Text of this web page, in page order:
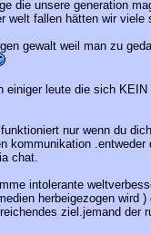
die unsere generation
welt fallen hätten wir viele
gewalt weil man zu
einiger leute die sich
nur wenn du
kommunikation .entweder
chat.
intolerante
herbeigezogen wird )
ziel.jemand der